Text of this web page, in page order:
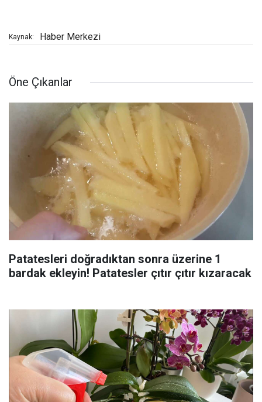
Kaynak: Haber Merkezi
Öne Çıkanlar
Patatesleri doğradıktan sonra üzerine 1
bardak ekleyin! Patatesler çıtır çıtır kızaracak